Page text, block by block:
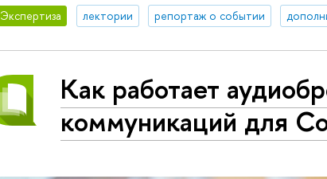
Экспертиза лектории репортаж о событии
Как работает
коммуникаций для